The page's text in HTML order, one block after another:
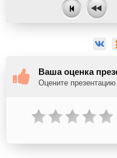
Ваша оценка
Оцените